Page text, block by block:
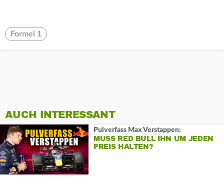
Formel 1
AUCH INTERESSANT
Pulverfass Max Verstappen:
MUSS RED BULL IHN UM JEDEN
PREIS HALTEN?